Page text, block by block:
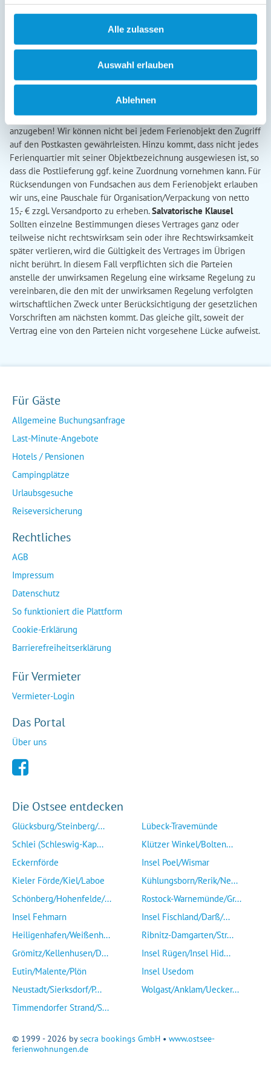
Alle zulassen
Auswahl erlauben
Ablehnen
entstehende Schäden zu vermeiden.Der Mieter ist insbesondere
verpflichtet, Beanstandungen innerhalb von 24h anzuzeigen. Das
Anreise mitzuteilen, um Abhilfe zu schaffen. Werden
Reinigungsmängel nicht unverzüglich gemeldet, besteht kein
Anspruch auf Schadensersatz oder Beseitigung.
Fundsachen aus der Ferienunterkunft
Nachsendungen (Zeitungen, usw.) die Anschrift unseres Büros
anzugeben! Wir können nicht bei jedem Ferienobjekt den Zugriff
auf den Postkasten gewährleisten. Hinzu kommt, dass nicht jedes
Ferienquartier mit seiner Objektbezeichnung ausgewiesen ist, so
dass die Postlieferung ggf. keine Zuordnung vornehmen kann. Für
Rücksendungen von Fundsachen aus dem Ferienobjekt erlauben
wir uns, eine Pauschale für Organisation/Verpackung von netto
15,- € zzgl. Versandporto zu erheben.Salvatorische Klausel
Sollten einzelne Bestimmungen dieses Vertrages ganz oder
teilweise nicht rechtswirksam sein oder ihre Rechtswirksamkeit
später verlieren, wird die Gültigkeit des Vertrages im Übrigen
nicht berührt. In diesem Fall verpflichten sich die Parteien
anstelle der unwirksamen Regelung eine wirksame Regelung zu
vereinbaren, die den mit der unwirksamen Regelung verfolgten
wirtschaftlichen Zweck unter Berücksichtigung der gesetzlichen
Vorschriften am nächsten kommt. Das gleiche gilt, soweit der
Vertrag eine von den Parteien nicht vorgesehene Lücke aufweist.
Für Gäste
Allgemeine Buchungsanfrage
Last-Minute-Angebote
Hotels / Pensionen
Campingplätze
Urlaubsgesuche
Reiseversicherung
Rechtliches
AGB
Impressum
Datenschutz
So funktioniert die Plattform
Cookie-Erklärung
Barrierefreiheitserklärung
Für Vermieter
Vermieter-Login
Das Portal
Über uns
Die Ostsee entdecken
Glücksburg/Steinberg/...
Schlei (Schleswig-Kap...
Eckernförde
Kieler Förde/Kiel/Laboe
Schönberg/Hohenfelde/...
Insel Fehmarn
Heiligenhafen/Weißenh...
Grömitz/Kellenhusen/D...
Eutin/Malente/Plön
Neustadt/Sierksdorf/P...
Timmendorfer Strand/S...
Lübeck-Travemünde
Klützer Winkel/Bolten...
Insel Poel/Wismar
Kühlungsborn/Rerik/Ne...
Rostock-Warnemünde/Gr...
Insel Fischland/Darß/...
Ribnitz-Damgarten/Str...
Insel Rügen/Insel Hid...
Insel Usedom
Wolgast/Anklam/Uecker...
© 1999 - 2026 bysecra bookings GmbH • www.ostsee-
ferienwohnungen.de